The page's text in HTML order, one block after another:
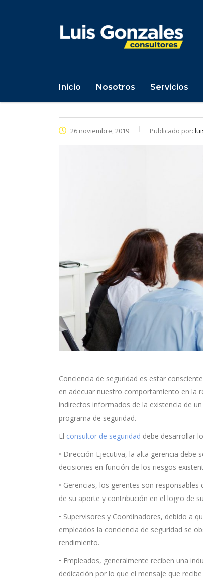
Inicio Nosotros Servicios
26 noviembre, 2019 Publicado por:
Conciencia de seguridad es estar
en adecuar nuestro comportamiento en la
indirectos informados de la existencia de
programa de seguridad.
El consultor de seguridad debe desarrollar
• Dirección Ejecutiva, la alta gerencia
decisiones en función de los riesgos
• Gerencias, los gerentes son
de su aporte y contribución en el logro de
• Supervisores y Coordinadores, debido a
empleados la conciencia de seguridad se
rendimiento.
• Empleados, generalmente reciben una
dedicación por lo que el mensaje que